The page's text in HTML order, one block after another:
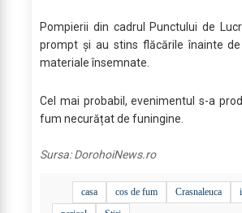
Pompierii din cadrul Punctului de
prompt și au stins flăcările înainte
materiale însemnate.
Cel mai probabil, evenimentul s-a
fum necurățat de funingine.
Sursa:DorohoiNews.ro
casa cos de fum Crasnaleuca